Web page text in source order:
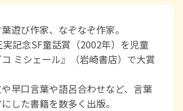
遊び作家、なぞなぞ作家。
記念SF童話賞（2002年）を児童
ミシェール』（岩崎書店）で大賞
早口言葉や語呂合わせなど、言葉
した書籍を数多く出版。